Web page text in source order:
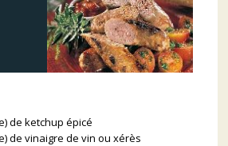
de ketchup épicé
de vinaigre de vin ou xérès